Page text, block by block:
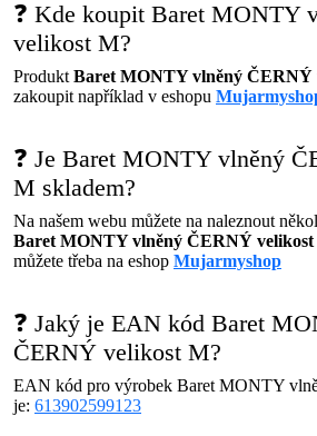
❓ Kde koupit Baret MONTY
velikost M?
Produkt Baret MONTY vlněný ČERNÝ
zakoupit například v eshopu
❓ Je Baret MONTY vlněný
M skladem?
Na našem webu můžete na naleznout
Baret MONTY vlněný ČERNÝ
můžete třeba na eshop Mujarmyshop
❓ Jaký je EAN kód Baret
ČERNÝ velikost M?
EAN kód pro výrobek Baret MONTY
je: 613902599123